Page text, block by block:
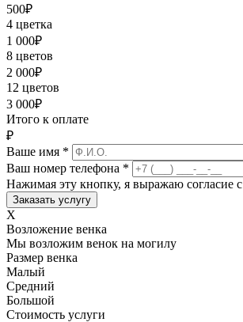
500₽
4 цветка
1 000₽
8 цветов
2 000₽
12 цветов
3 000₽
Итого к оплате
₽
Ваше имя *
Ваш номер телефона *
Нажимая эту кнопку, я выражаю согласие с
X
Возложение венка
Мы возложим венок на могилу
Размер венка
Малый
Средний
Большой
Стоимость услуги